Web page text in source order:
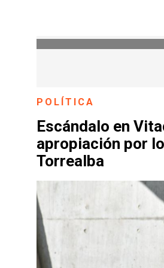
POLÍTICA
Escándalo en
apropiación por
Torrealba